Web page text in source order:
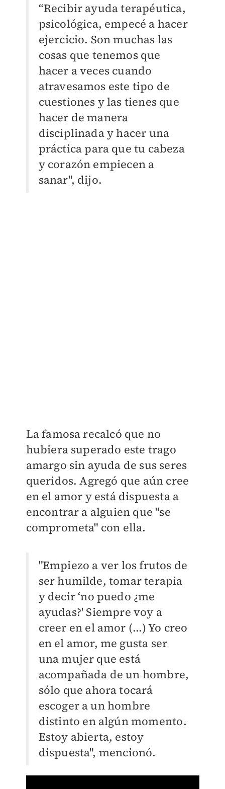
“Recibir ayuda terapéutica,
psicológica, empecé a hacer
ejercicio. Son muchas las
cosas que tenemos que
hacer a veces cuando
atravesamos este tipo de
cuestiones y las tienes que
hacer de manera
disciplinada y hacer una
práctica para que tu cabeza
y corazón empiecen a
sanar", dijo.
La famosa recalcó que no
hubiera superado este trago
amargo sin ayuda de sus seres
queridos. Agregó que aún cree
en el amor y está dispuesta a
encontrar a alguien que "se
comprometa" con ella.
"Empiezo a ver los frutos de
ser humilde, tomar terapia
y decir ‘no puedo ¿me
ayudas?' Siempre voy a
creer en el amor (...) Yo creo
en el amor, me gusta ser
una mujer que está
acompañada de un hombre,
sólo que ahora tocará
escoger a un hombre
distinto en algún momento.
Estoy abierta, estoy
dispuesta", mencionó.